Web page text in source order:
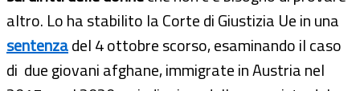
altro. Lo ha stabilito la Corte di Giustizia Ue in una
sentenzadel 4 ottobre scorso, esaminando il caso
di due giovani afghane, immigrate in Austria nel